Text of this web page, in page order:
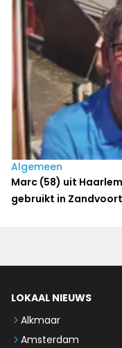
Algemeen
Marc (58) uit
gebruikt in Zandvoort
LOKAAL NIEUWS
Alkmaar
Amsterdam